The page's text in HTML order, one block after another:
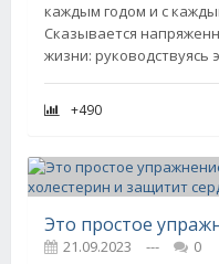
каждым годом и с
Сказывается
жизни: руководствуясь
+490
21.09.2023 ---
0